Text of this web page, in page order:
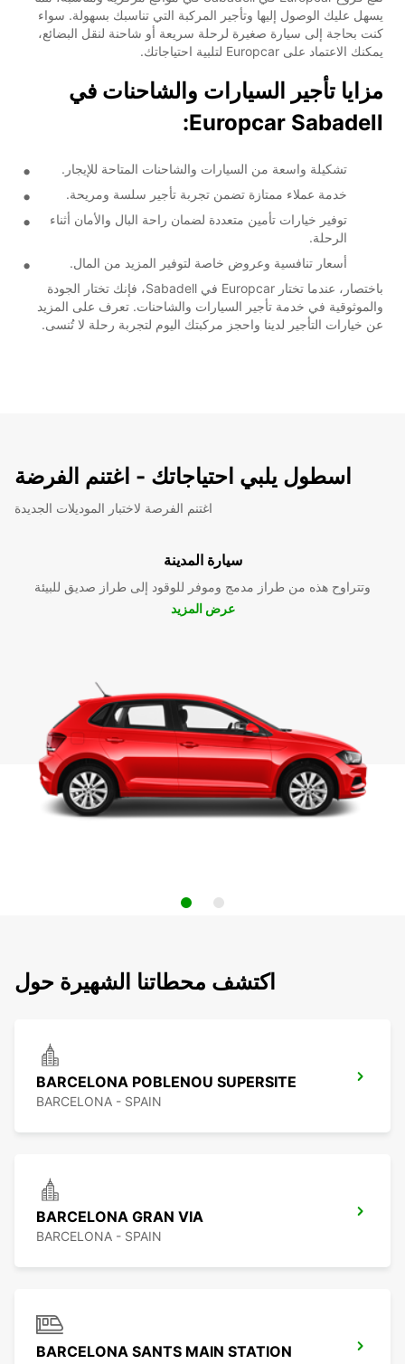
يسهل عليك الوصول إليها وتأجير المركبة التي تناسبك بسهولة. سواء
كنت بحاجة إلى سيارة صغيرة لرحلة سريعة أو شاحنة لنقل البضائع،
يمكنك الاعتماد على Europcar لتلبية احتياجاتك.
مزايا تأجير السيارات والشاحنات في
Europcar Sabadell:
تشكيلة واسعة من السيارات والشاحنات المتاحة للإيجار.
خدمة عملاء ممتازة تضمن تجربة تأجير سلسة ومريحة.
توفير خيارات تأمين متعددة لضمان راحة البال والأمان أثناء
الرحلة.
أسعار تنافسية وعروض خاصة لتوفير المزيد من المال.
باختصار، عندما تختار Europcar في Sabadell، فإنك تختار الجودة
والموثوقية في خدمة تأجير السيارات والشاحنات. تعرف على المزيد
عن خيارات التأجير لدينا واحجز مركبتك اليوم لتجربة رحلة لا تُنسى.
اسطول يلبي احتياجاتك - اغتنم الفرضة
اغتنم الفرصة لاختبار الموديلات الجديدة
سيارة المدينة
وتتراوح هذه من طراز مدمج وموفر للوقود إلى طراز صديق للبيئة
عرض المزيد
اكتشف محطاتنا الشهيرة حول
BARCELONA POBLENOU SUPERSITE
BARCELONA - SPAIN
BARCELONA GRAN VIA
BARCELONA - SPAIN
BARCELONA SANTS MAIN STATION